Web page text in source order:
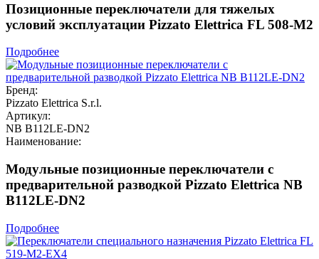
Позиционные переключатели для тяжелых
условий эксплуатации Pizzato Elettrica FL 508-M2
Подробнее
Бренд:
Pizzato Elettrica S.r.l.
Артикул:
NB B112LE-DN2
Наименование:
Модульные позиционные переключатели с
предварительной разводкой Pizzato Elettrica NB
B112LE-DN2
Подробнее